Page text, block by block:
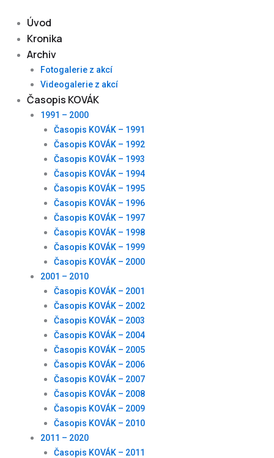
content
Úvod
Kronika
Archiv
Fotogalerie z akcí
Videogalerie z akcí
Časopis KOVÁK
1991 – 2000
Časopis KOVÁK – 1991
Časopis KOVÁK – 1992
Časopis KOVÁK – 1993
Časopis KOVÁK – 1994
Časopis KOVÁK – 1995
Časopis KOVÁK – 1996
Časopis KOVÁK – 1997
Časopis KOVÁK – 1998
Časopis KOVÁK – 1999
Časopis KOVÁK – 2000
2001 – 2010
Časopis KOVÁK – 2001
Časopis KOVÁK – 2002
Časopis KOVÁK – 2003
Časopis KOVÁK – 2004
Časopis KOVÁK – 2005
Časopis KOVÁK – 2006
Časopis KOVÁK – 2007
Časopis KOVÁK – 2008
Časopis KOVÁK – 2009
Časopis KOVÁK – 2010
2011 – 2020
Časopis KOVÁK – 2011